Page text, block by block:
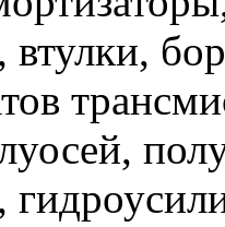
втулки,